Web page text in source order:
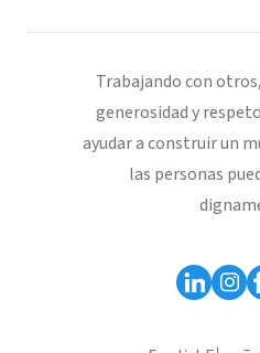
Trabajando con
generosidad y
ayudar a construir un
las personas